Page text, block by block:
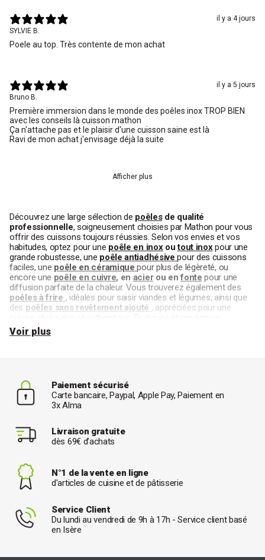
il y a 4 jours
SYLVIE B.
Poele au top. Très contente de mon achat
il y a 5 jours
Bruno B.
Première immersion dans le monde des poêles inox TROP BIEN
avec les conseils là cuisson mathon
Ça n'attache pas et le plaisir d'une cuisson saine est là
Ravi de mon achat j'envisage déjà la suite
Afficher plus
Découvrez une large sélection de poêlesde qualité
professionnelle, soigneusement choisies par Mathon pour vous
offrir des cuissons toujours réussies. Selon vos envies et vos
habitudes, optez pour une poêle en inoxoutout inox pour une
grande robustesse, une poêle antiadhésive pour des cuissons
faciles, une poêle en céramique pour plus de légèreté, ou
encore une poêle en cuivre, en acierou enfonte pour une
diffusion parfaite de la chaleur. Vous trouverez également des
poêles à frire , idéales pour saisir viandes et légumes, ainsi que
des poêles sans revêtement ajouté , appréciées pour une
retrouvez aussi des
modèles à
Voir plus
Paiement sécurisé
Carte bancaire, Paypal, Apple Pay, Paiement en
3x Alma
Livraison gratuite
dès 69€ d’achats
N°1 de la vente en ligne
d'articles de cuisine et de pâtisserie
Service Client
Du lundi au vendredi de 9h à 17h - Service client basé
en Isère